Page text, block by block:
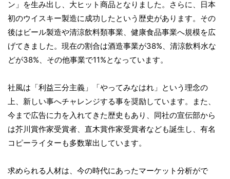
ン」を生み出し、大ヒット商品となりました。さらに、日本
初のウイスキー製造に成功したという歴史があります。その
後はビール製造や清涼飲料類事業、健康食品事業へ規模を広
げてきました。現在の割合は酒造事業が38%、清涼飲料水な
どが38%、その他事業で11%となっています。
社風は「利益三分主義」「やってみなはれ」という理念の
上、新しい事へチャレンジする事を奨励しています。また、
今まで広告に力を入れてきた歴史もあり、同社の宣伝部から
は芥川賞作家受賞者、直木賞作家受賞者なども誕生し、有名
コピーライターも多数輩出しています。
求められる人材は、今の時代にあったマーケット分析がで